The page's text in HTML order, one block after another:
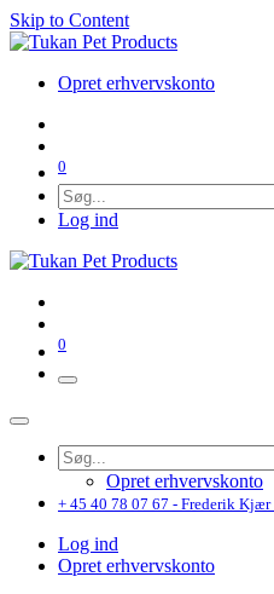
Skip to Content
Opret erhvervskonto
0
Log ind
0
Opret erhvervskonto
+ 45 40 78 07 67 - Frederik Kjær
Log ind
Opret erhvervskonto